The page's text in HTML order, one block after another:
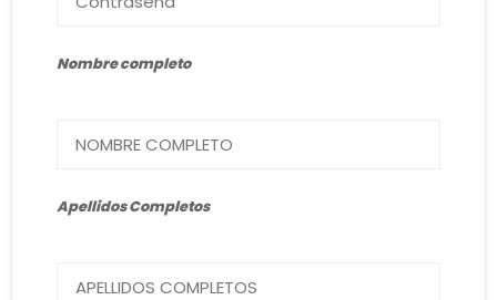
Nombre completo
Apellidos Completos